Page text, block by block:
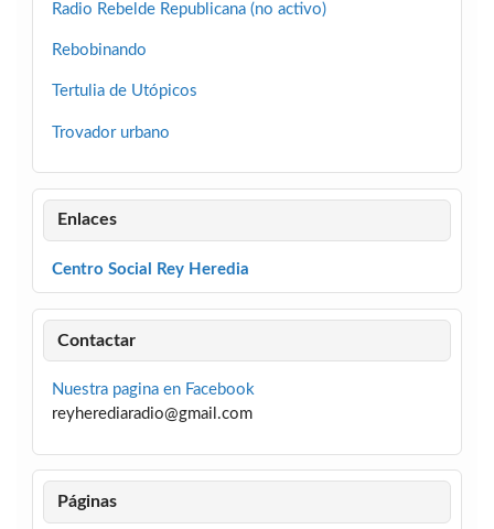
Radio Rebelde Republicana (no activo)
Rebobinando
Tertulia de Utópicos
Trovador urbano
Enlaces
Centro Social Rey Heredia
Contactar
Nuestra pagina en Facebook
reyherediaradio@gmail.com
Páginas